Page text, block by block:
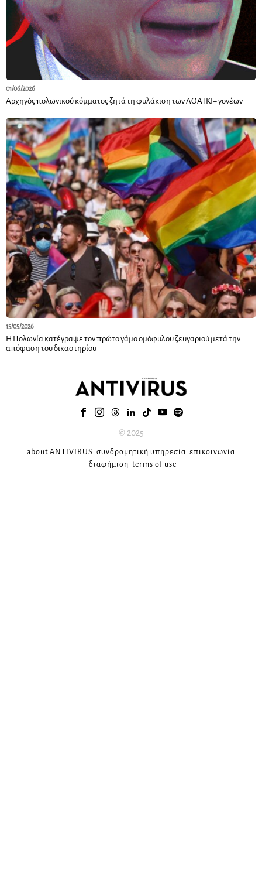
01/06/2026
Αρχηγός πολωνικού κόμματος ζητά τη φυλάκιση των ΛΟΑΤΚΙ+ γονέων
15/05/2026
Η Πολωνία κατέγραψε τον πρώτο γάμο ομόφυλου ζευγαριού μετά την
απόφαση του δικαστηρίου
© 2025
about ANTIVIRUS συνδρομητική υπηρεσία επικοινωνία
διαφήμιση terms of use